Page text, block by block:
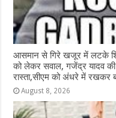
आसमान से गिरे खजूर में लटके
को लेकर सवाल, गजेंद्र यादव की
रास्ता,सीएम को अंधरे में रखकर
August 8, 2026